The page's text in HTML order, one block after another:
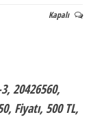
Kapalı
20426560,
Fiyatı, 500 TL,